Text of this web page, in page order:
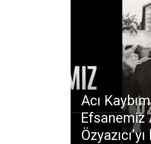
Acı
Efsanemiz